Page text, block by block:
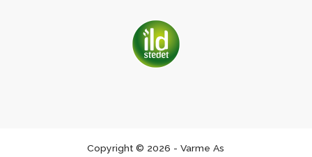
Copyright © 2026 - Varme As